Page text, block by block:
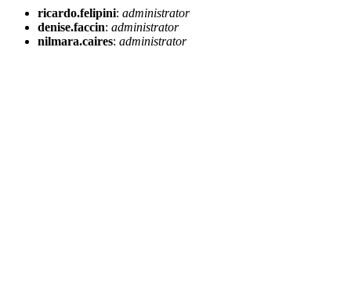
ricardo.felipini: administrator
denise.faccin: administrator
nilmara.caires: administrator